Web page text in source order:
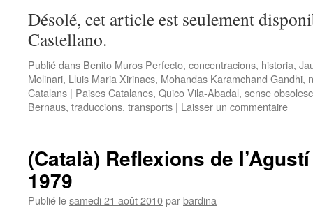
Désolé, cet article est seulement
Castellano.
Publié dans Benito Muros Perfecto, concentracions, historia,
Molinari, Lluis Maria Xirinacs, Mohandas Karamchand Gandhi,
Catalans | Paises Catalanes, Quico Vila-Abadal, sense
Bernaus, traduccions, transports | Laisser un commentaire
(Català) Reflexions de
1979
Publié lesamedi 21 août 2010parbardina